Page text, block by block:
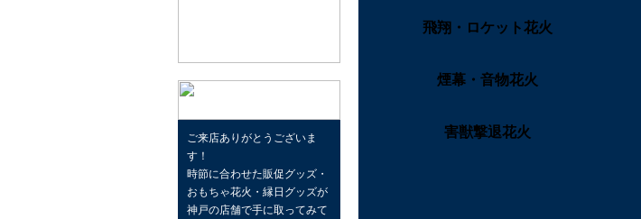
ご来店ありがとうございま
す！
時節に合わせた販促グッズ・
おもちゃ花火・縁日グッズが
神戸の店舗で手に取ってみて
飛翔・ロケット花火
煙幕・音物花火
害獣撃退花火